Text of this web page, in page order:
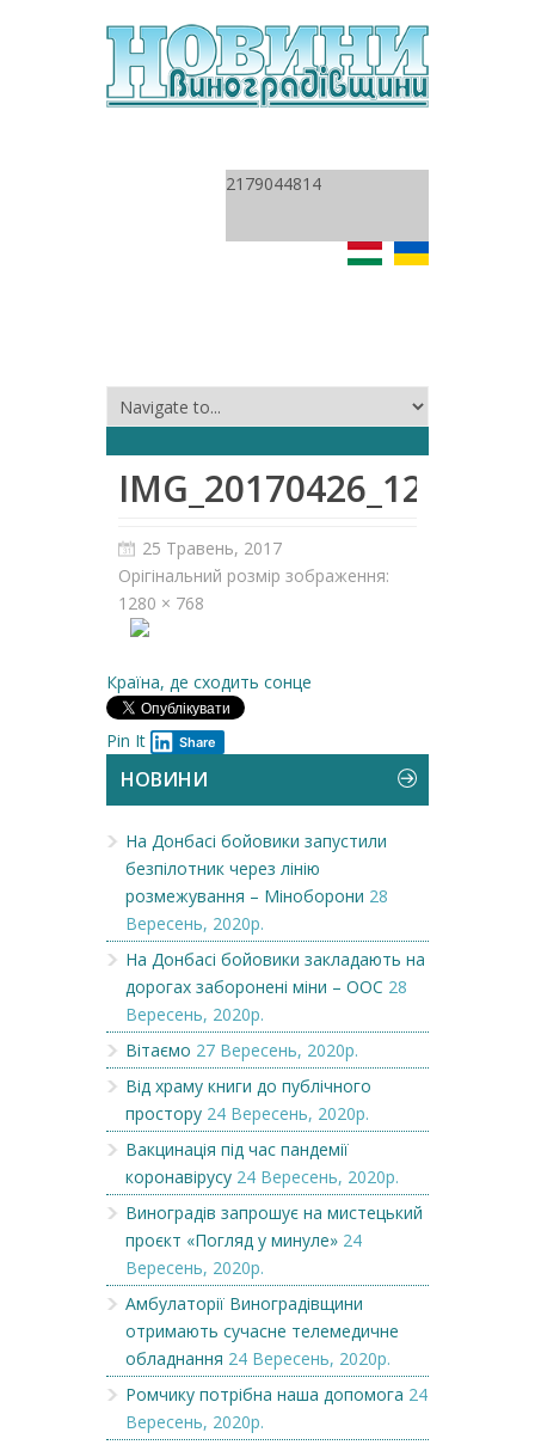
2179044814
IMG_20170426_121757
25 Травень, 2017
Орігінальний розмір зображення:
1280 × 768
Країна, де сходить сонце
Pin It Share
НОВИНИ
На Донбасі бойовики запустили
безпілотник через лінію
розмежування – Міноборони 28
Вересень, 2020р.
На Донбасі бойовики закладають на
дорогах заборонені міни – ООС 28
Вересень, 2020р.
Вітаємо 27 Вересень, 2020р.
Від храму книги до публічного
простору 24 Вересень, 2020р.
Вакцинація під час пандемії
коронавірусу 24 Вересень, 2020р.
Виноградів запрошує на мистецький
проєкт «Погляд у минуле» 24
Вересень, 2020р.
Амбулаторії Виноградівщини
отримають сучасне телемедичне
обладнання 24 Вересень, 2020р.
Ромчику потрібна наша допомога 24
Вересень, 2020р.